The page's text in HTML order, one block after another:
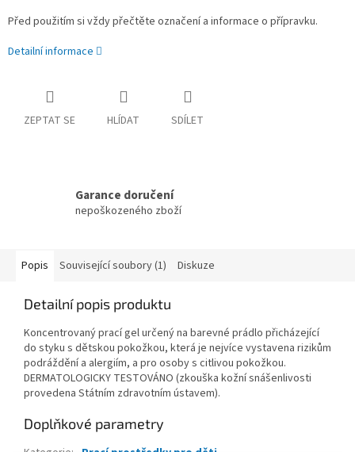
Před použitím si vždy přečtěte označení a informace o přípravku.
Detailní informace
ZEPTAT SE HLÍDAT SDÍLET
Garance doručení
nepoškozeného zboží
Popis Související soubory (1) Diskuze
Detailní popis produktu
Koncentrovaný prací gel určený na barevné prádlo přicházející
do styku s dětskou pokožkou, která je nejvíce vystavena rizikům
podráždění a alergiím, a pro osoby s citlivou pokožkou.
DERMATOLOGICKY TESTOVÁNO (zkouška kožní snášenlivosti
provedena Státním zdravotním ústavem).
Doplňkové parametry